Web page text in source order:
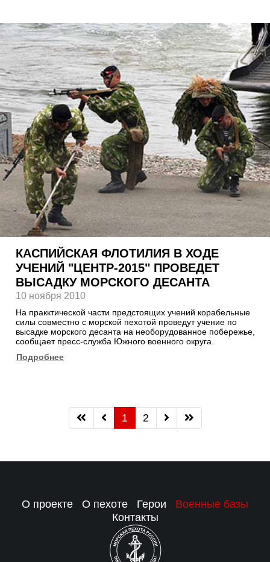
КАСПИЙСКАЯ ФЛОТИЛИЯ В ХОДЕ
УЧЕНИЙ "ЦЕНТР-2015" ПРОВЕДЕТ
ВЫСАДКУ МОРСКОГО ДЕСАНТА
10 ноября 2010
На пракктической части предстоящих учений корабельные
силы совместно с морской пехотой проведут учение по
высадке морского десанта на необорудованное побережье,
сообщает пресс-служба Южного военного округа.
Подробнее
1 2
О проекте О пехоте Герои
Военные базы
Контакты